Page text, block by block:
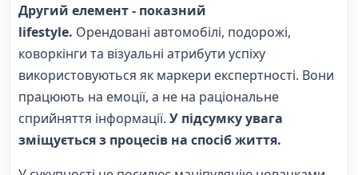
Другий елемент - показний
lifestyle. Орендовані автомобілі, подорожі,
коворкінги та візуальні атрибути успіху
використовуються як маркери експертності. Вони
працюють на емоції, а не на раціональне
сприйняття інформації. У підсумку увага
зміщується з процесів на спосіб життя.